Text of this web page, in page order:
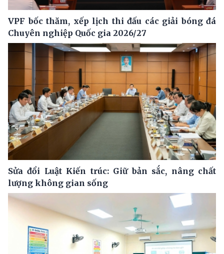
VPF bốc thăm, xếp lịch thi đấu các giải bóng đá
Chuyên nghiệp Quốc gia 2026/27
Sửa đổi Luật Kiến trúc: Giữ bản sắc, nâng chất
lượng không gian sống